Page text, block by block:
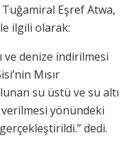
Eşref Atwa,
ilgili olarak:
ve denize indirilmesi
Mısır
su üstü ve su altı
yönündeki
dedi.